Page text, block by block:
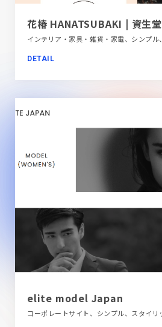
花椿 HANATSUBAKI | 資生堂
DETAIL
elite model Japan